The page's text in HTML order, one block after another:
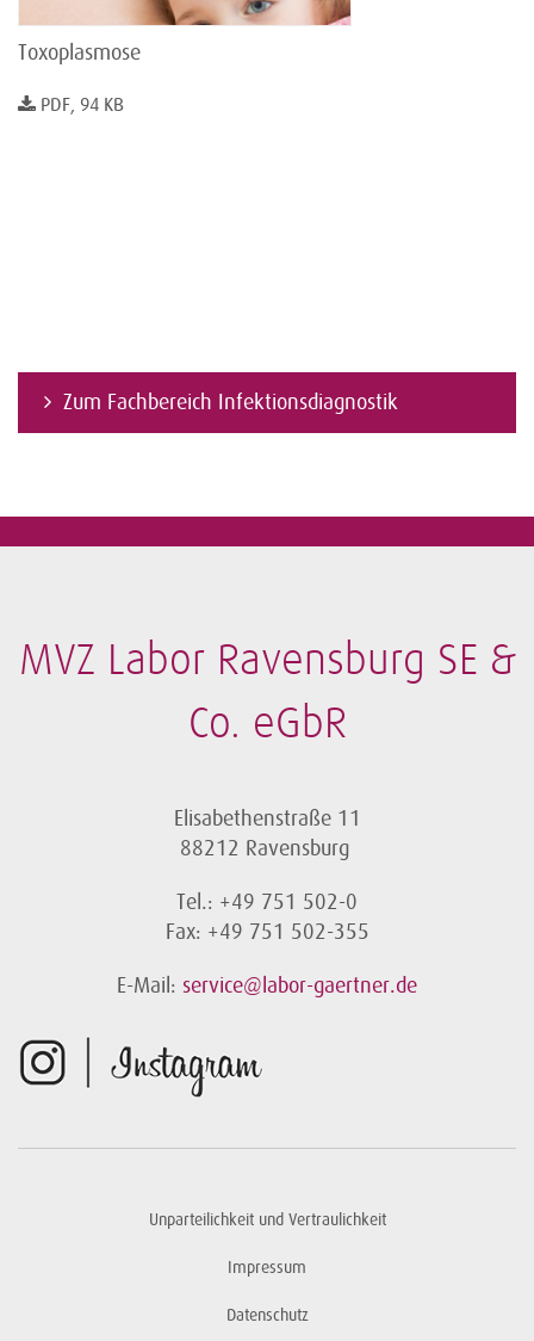
Toxoplasmose
PDF, 94 KB
Zum Fachbereich Infektionsdiagnostik
MVZ Labor Ravensburg SE &
Co. eGbR
Elisabethenstraße 11
88212 Ravensburg
Tel.: +49 751 502-0
Fax: +49 751 502-355
E-Mail: service@labor-gaertner.de
Unparteilichkeit und Vertraulichkeit
Impressum
Datenschutz